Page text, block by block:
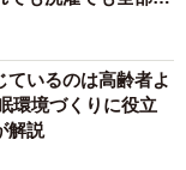
」
ているのは高齢者よ
環境づくりに役立
解説